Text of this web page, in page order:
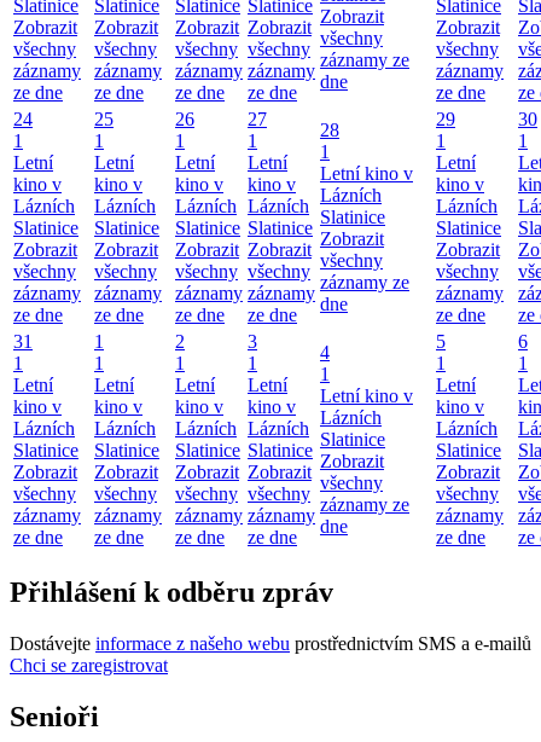
Slatinice
Zobrazit
všechny
záznamy
ze dne
Slatinice
Zobrazit
všechny
záznamy
ze dne
Slatinice
Zobrazit
všechny
záznamy
ze dne
Slatinice
Zobrazit
všechny
záznamy
ze dne
Zobrazit
všechny
záznamy ze
dne
Slatinice
Zobrazit
všechny
záznamy
ze dne
ze
24
1
Letní
kino v
Lázních
Slatinice
Zobrazit
všechny
záznamy
ze dne
25
1
Letní
kino v
Lázních
Slatinice
Zobrazit
všechny
záznamy
ze dne
26
1
Letní
kino v
Lázních
Slatinice
Zobrazit
všechny
záznamy
ze dne
27
1
Letní
kino v
Lázních
Slatinice
Zobrazit
všechny
záznamy
ze dne
28
1
Letní kino v
Lázních
Slatinice
Zobrazit
všechny
záznamy ze
dne
29
1
Letní
kino v
Lázních
Slatinice
Zobrazit
všechny
záznamy
ze dne
30
1
ze
31
1
Letní
kino v
Lázních
Slatinice
Zobrazit
všechny
záznamy
ze dne
1
1
Letní
kino v
Lázních
Slatinice
Zobrazit
všechny
záznamy
ze dne
2
1
Letní
kino v
Lázních
Slatinice
Zobrazit
všechny
záznamy
ze dne
3
1
Letní
kino v
Lázních
Slatinice
Zobrazit
všechny
záznamy
ze dne
4
1
Letní kino v
Lázních
Slatinice
Zobrazit
všechny
záznamy ze
dne
5
1
Letní
kino v
Lázních
Slatinice
Zobrazit
všechny
záznamy
ze dne
6
1
ze
Přihlášení k odběru zpráv
Dostávejte informace z našeho webu prostřednictvím SMS a e-mailů
Chci se zaregistrovat
Senioři